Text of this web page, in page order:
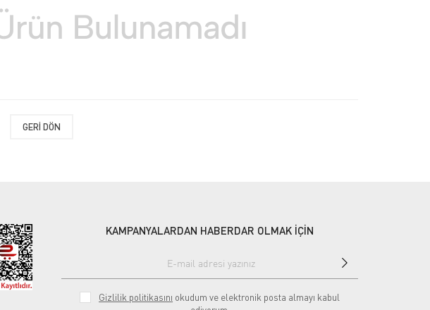
GERI DÖN
KAMPANYALARDAN HABERDAR OLMAK İÇİN
Gizlilik politikasını okudum ve elektronik posta almayı kabul